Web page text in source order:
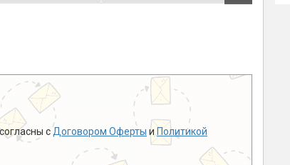
с Договором Оферты и Политикой